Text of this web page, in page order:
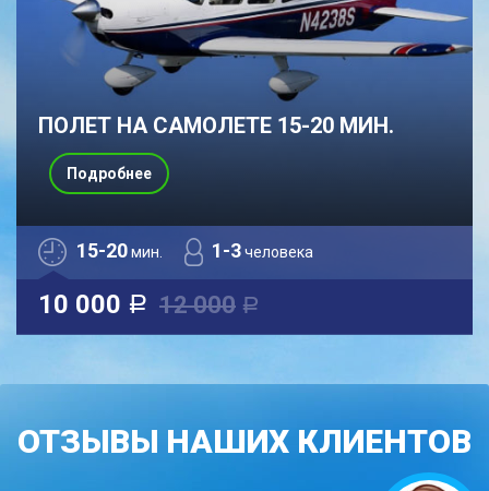
ПОЛЕТ НА САМОЛЕТЕ 15-20 МИН.
15-20мин. 1-3человека
10 000 a 12 000 a
Подробнее
ОТЗЫВЫ НАШИХ КЛИЕНТОВ